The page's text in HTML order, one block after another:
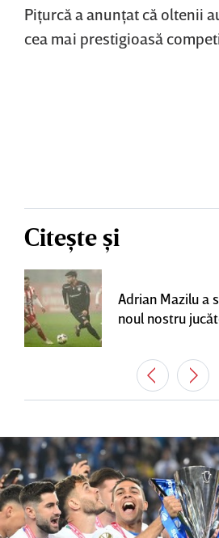
Piţurcă a anunţat că oltenii
cea mai prestigioasă
Citește și
Adrian Mazilu a
noul nostru